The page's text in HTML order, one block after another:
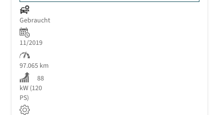
Gebraucht
11/2019
97.065 km
88
kW (120
PS)